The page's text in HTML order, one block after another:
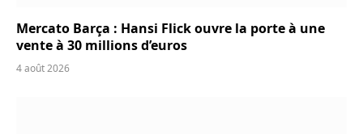
Mercato Barça : Hansi Flick ouvre la porte à une
vente à 30 millions d’euros
4 août 2026